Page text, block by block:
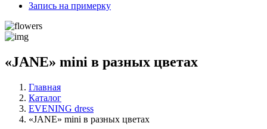
Запись на примерку
«JANE» mini в разных цветах
Главная
Каталог
EVENING dress
«JANE» mini в разных цветах